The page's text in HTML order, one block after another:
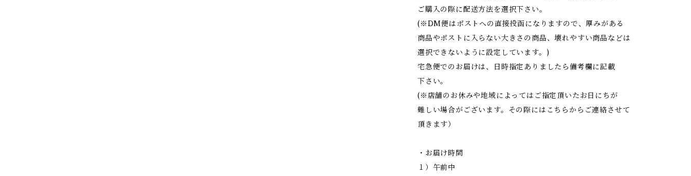
ご購入の際に配送方法を選択下さい。
(※DM便はポストへの直接投函になりますので、厚みがある
商品やポストに入らない大きさの商品、壊れやすい商品などは
選択できないように設定しています。)
宅急便でのお届けは、日時指定ありましたら備考欄に記載
下さい。
(※店舗のお休みや地域によってはご指定頂いたお日にちが
難しい場合がございます。その際にはこちらからご連絡させて
頂きます）
・お届け時間
１）午前中